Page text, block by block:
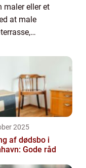
maler eller et
at male
det til
2025
af dødsbo i
Gode råd